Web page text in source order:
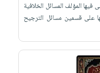
المؤلف المسائل الخلافية
على قسمين مسائل الترجيح